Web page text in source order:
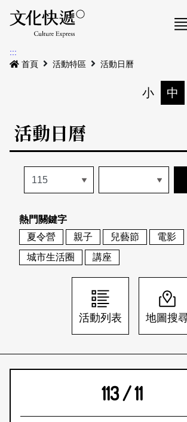
最新公告
本期專題
歷史專題
活動特區
活動列表
地圖搜尋
關於我們
關於我們
刊物索取地點
會員基本資料
刊登活動
網站導覽
日本語 登
:::
首頁
活動特區 活動日曆
小 中
活動日曆
熱門關鍵字
夏令營
親子 兒藝節
電影
城市生活圈
講座
活動列表 地圖搜
113 / 11